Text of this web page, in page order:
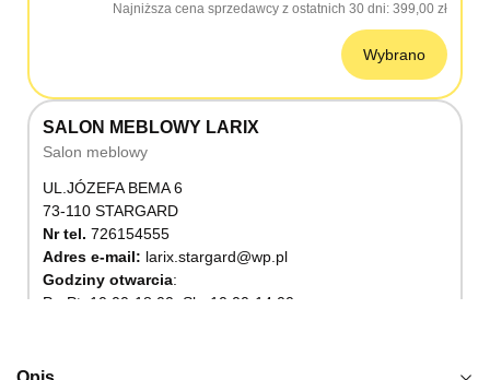
Najniższa cena sprzedawcy z ostatnich 30 dni 399,00 zł
Wybrano
SALON MEBLOWY LARIX
Salon meblowy
UL.JÓZEFA BEMA 6
73-110 STARGARD
Nr tel. 726154555
Adres e-mail: larix.stargard@wp.pl
Godziny otwarcia
Pn-Pt: 10:00-18:00, Sb: 10:00-14:00